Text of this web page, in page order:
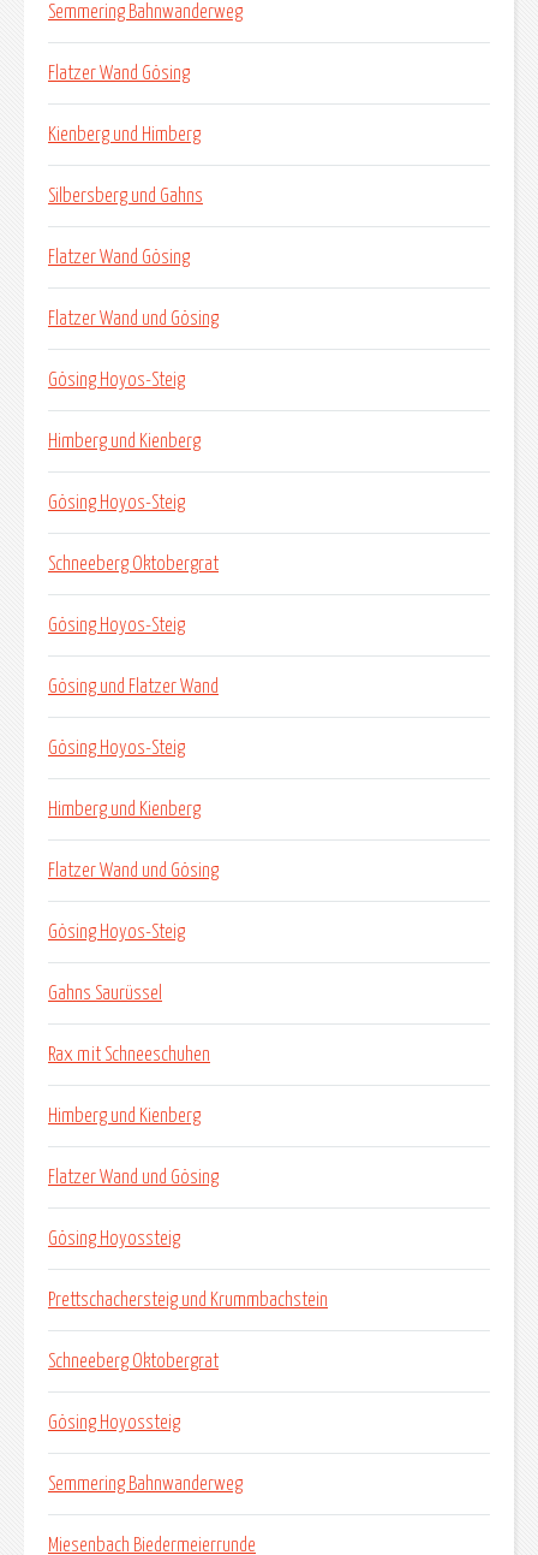
Semmering Bahnwanderweg
Flatzer Wand Gösing
Kienberg und Himberg
Silbersberg und Gahns
Flatzer Wand Gösing
Flatzer Wand und Gösing
Gösing Hoyos-Steig
Himberg und Kienberg
Gösing Hoyos-Steig
Schneeberg Oktobergrat
Gösing Hoyos-Steig
Gösing und Flatzer Wand
Gösing Hoyos-Steig
Himberg und Kienberg
Flatzer Wand und Gösing
Gösing Hoyos-Steig
Gahns Saurüssel
Rax mit Schneeschuhen
Himberg und Kienberg
Flatzer Wand und Gösing
Gösing Hoyossteig
Prettschachersteig und Krummbachstein
Schneeberg Oktobergrat
Gösing Hoyossteig
Semmering Bahnwanderweg
Miesenbach Biedermeierrunde